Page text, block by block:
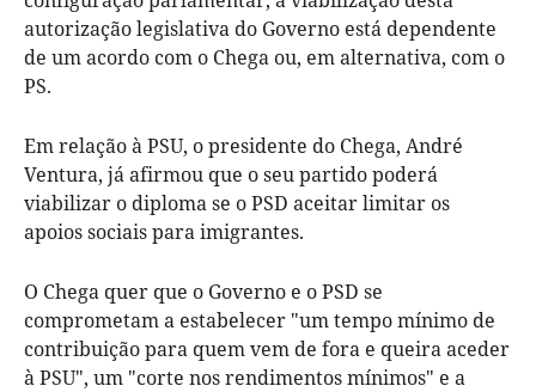
autorização legislativa do Governo está dependente
de um acordo com o Chega ou, em alternativa, com o
PS.
Em relação à PSU, o presidente do Chega, André
Ventura, já afirmou que o seu partido poderá
viabilizar o diploma se o PSD aceitar limitar os
apoios sociais para imigrantes.
O Chega quer que o Governo e o PSD se
comprometam a estabelecer "um tempo mínimo de
contribuição para quem vem de fora e queira aceder
à PSU", um "corte nos rendimentos mínimos" e a